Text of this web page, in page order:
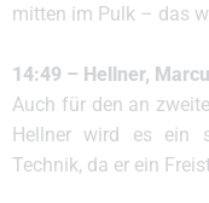
mitten im Pulk – das
14:49 – Hellner,
Auch für den an
Hellner wird es ein
Technik, da er ein